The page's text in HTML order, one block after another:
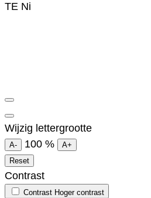
TE Ni
Wijzig lettergrootte
A- 100 %
A+
Reset
Contrast
Contrast Hoger contrast